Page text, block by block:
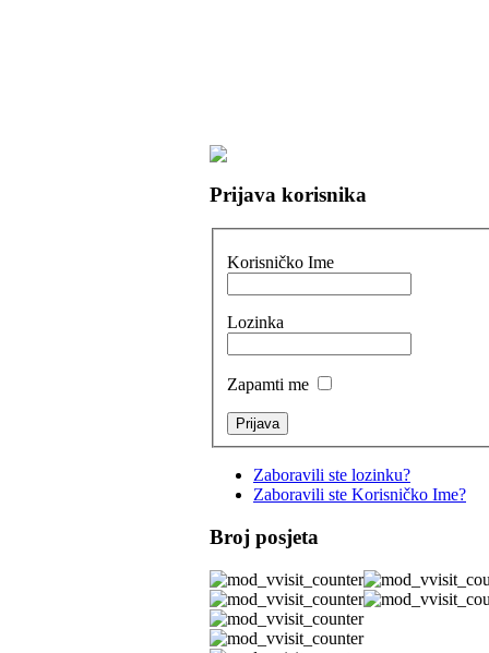
Prijava korisnika
Korisničko Ime
Lozinka
Zapamti me
Zaboravili ste lozinku?
Zaboravili ste Korisničko Ime?
Broj posjeta